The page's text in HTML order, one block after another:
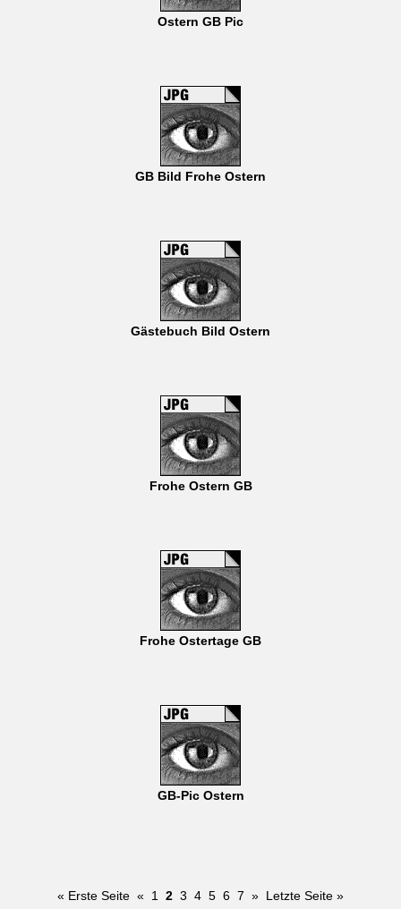
Ostern GB Pic
GB Bild Frohe Ostern
Gästebuch Bild Ostern
Frohe Ostern GB
Frohe Ostertage GB
GB-Pic Ostern
« Erste Seite « 1 2 3 4 5 6 7 » Letzte Seite »